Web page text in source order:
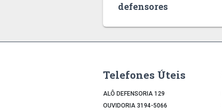
defensores
Telefones Úteis
ALÔ DEFENSORIA 129
OUVIDORIA 3194-5066